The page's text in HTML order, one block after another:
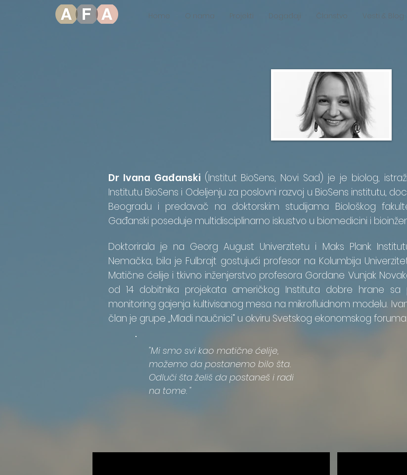
Home O nama Projekti Događaji Članstvo Vesti & Blog
Dr Ivana Gađanski (Institut BioSens, Novi Sad) je je biolog,
Institutu BioSens i Odeljenju za poslovni razvoj u BioSens institutu,
Beogradu i predavač na doktorskim studijama Biološkog
Gađanski poseduje multidisciplinarno iskustvo u biomedicini i
Doktorirala je na Georg August Univerzitetu i Maks Plank
Nemačka, bila je Fulbrajt gostujući profesor na Kolumbija
Matične ćelije i tkivno inženjerstvo profesora Gordane Vunjak
od 14 dobitnika projekata američkog Instituta dobre hrane sa
monitoring gajenja kultivisanog mesa na mikrofluidnom modelu.
član je grupe „Mladi naučnici“ u okviru Svetskog ekonomskog foruma.
"Mi smo svi kao matične ćelije,
možemo da postanemo bilo šta.
Odluči šta želiš da postaneš i radi
na tome. "